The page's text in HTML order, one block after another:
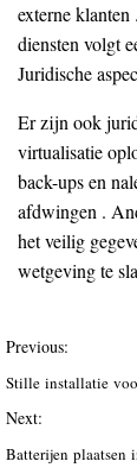
externe
diensten volgt
Juridische
Er zijn ook
virtualisatie
back-ups en
afdwingen .
het veilig
wetgeving te
Previous:
Stille installatie
Next:
Batterijen plaatsen